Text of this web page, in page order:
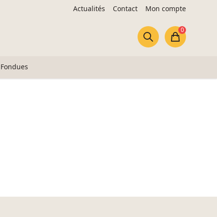
Actualités Contact Mon compte
Panier
0
Fondues